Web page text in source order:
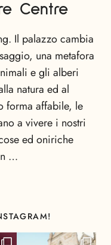
Centre
Il palazzo cambia
una metafora
e gli alberi
natura ed al
forma affabile, le
a vivere i nostri
ed oniriche
…